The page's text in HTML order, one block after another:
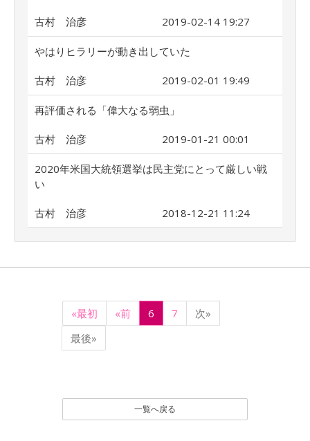
古村 治彦 2019-02-14 19:27
やはりヒラリーが動き出していた
古村 治彦 2019-02-01 19:49
再評価される「偉大なる弱虫」
古村 治彦 2019-01-21 00:01
2020年米国大統領選挙は民主党にとって厳しい戦
い
古村 治彦 2018-12-21 11:24
«最初 «前 6 7
次»
最後»
一覧へ戻る